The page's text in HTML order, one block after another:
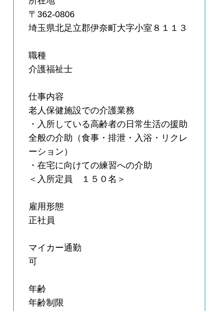
〒362-0806
埼玉県北足立郡伊奈町大字小室８１１３
職種
介護福祉士
仕事内容
老人保健施設での介護業務
・入所している高齢者の日常生活の援助
全般の介助（食事・排泄・入浴・リクレ
ーション）
・在宅に向けての練習への介助
＜入所定員 １５０名＞
雇用形態
正社員
マイカー通勤
可
年齢
年齢制限